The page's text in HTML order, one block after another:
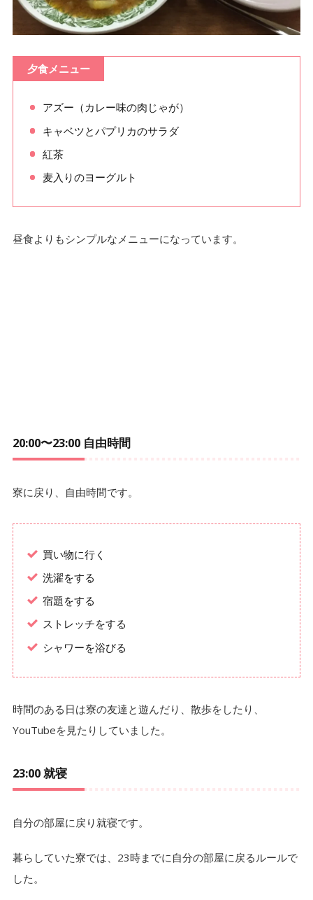
夕食メニュー
アズー（カレー味の肉じゃが）
キャベツとパプリカのサラダ
紅茶
麦入りのヨーグルト
昼食よりもシンプルなメニューになっています。
20:00〜23:00 自由時間
寮に戻り、自由時間です。
買い物に行く
洗濯をする
宿題をする
ストレッチをする
シャワーを浴びる
時間のある日は寮の友達と遊んだり、散歩をしたり、
YouTubeを見たりしていました。
23:00 就寝
自分の部屋に戻り就寝です。
暮らしていた寮では、23時までに自分の部屋に戻るルールで
した。